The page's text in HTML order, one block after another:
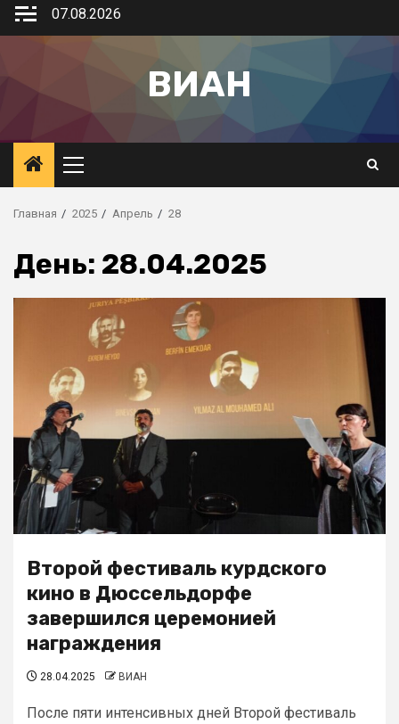
07.08.2026
ВИАН
Главная 2025 Апрель 28
День: 28.04.2025
Второй фестиваль курдского
кино в Дюссельдорфе
завершился церемонией
награждения
28.04.2025 ВИАН
После пяти интенсивных дней Второй фестиваль